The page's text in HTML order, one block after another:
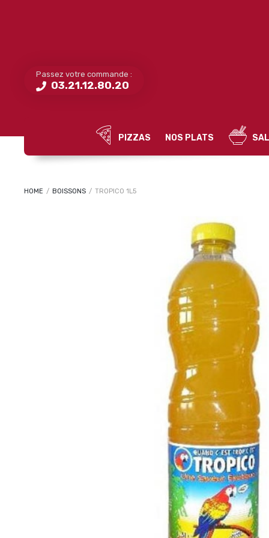
Passez votre commande :
03.21.12.80.20
PIZZAS NOS PLATS
HOME / BOISSONS / TROPICO 1L5